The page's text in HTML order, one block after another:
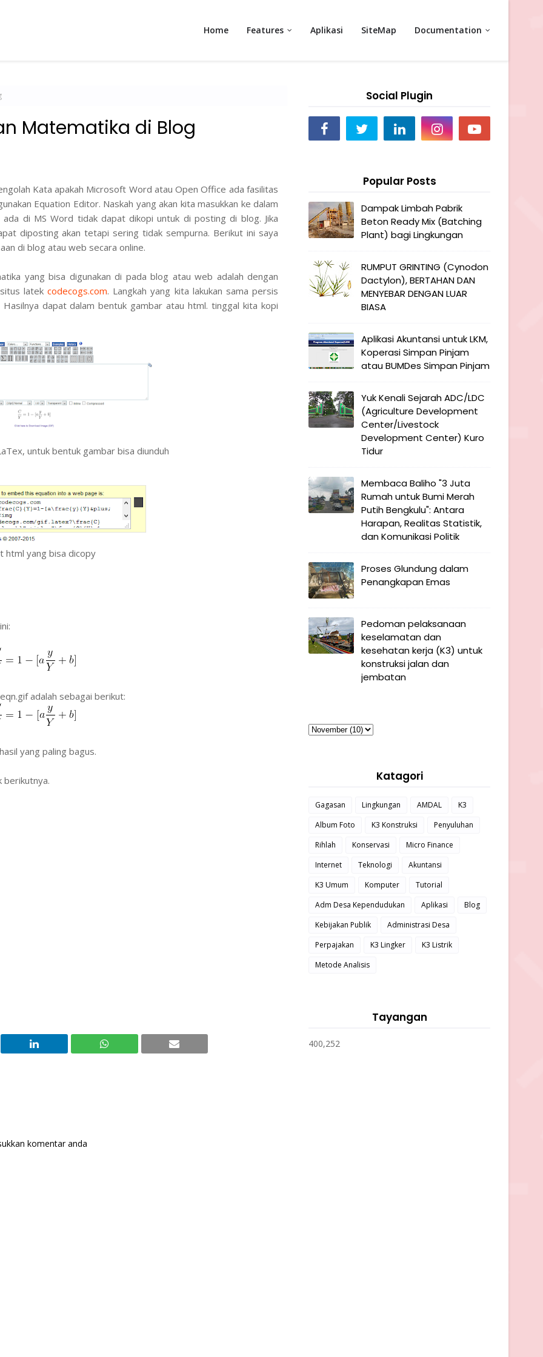
Home Features Aplikasi SiteMap Documentation
Matematika di Blog
Kata apakah Microsoft Word atau Open Office ada fasilitas
Equation Editor. Naskah yang akan kita masukkan ke dalam
di MS Word tidak dapat dikopi untuk di posting di blog. Jika
diposting akan tetapi sering tidak sempurna. Berikut ini saya
di blog atau web secara online.
yang bisa digunakan di pada blog atau web adalah dengan
situs latekcodecogs.com. Langkah yang kita lakukan sama persis
dapat dalam bentuk gambar atau html. tinggal kita kopi
untuk bentuk gambar bisa diunduh
html yang bisa dicopy
adalah sebagai berikut:
yang paling bagus.
berikutnya.
komentar anda
Social Plugin
Popular Posts
Dampak Limbah Pabrik
Beton Ready Mix (Batching
Plant) bagi Lingkungan
RUMPUT GRINTING (Cynodon
Dactylon), BERTAHAN DAN
MENYEBAR DENGAN LUAR
BIASA
Aplikasi Akuntansi untuk LKM,
Koperasi Simpan Pinjam
atau BUMDes Simpan Pinjam
Yuk Kenali Sejarah ADC/LDC
(Agriculture Development
Center/Livestock
Development Center) Kuro
Tidur
Membaca Baliho "3 Juta
Rumah untuk Bumi Merah
Putih Bengkulu": Antara
Harapan, Realitas Statistik,
dan Komunikasi Politik
Proses Glundung dalam
Penangkapan Emas
Pedoman pelaksanaan
keselamatan dan
kesehatan kerja (K3) untuk
konstruksi jalan dan
jembatan
Katagori
Gagasan Lingkungan AMDAL
K3
Album Foto
K3 Konstruksi
Penyuluhan
Rihlah
Konservasi
Micro Finance
Internet
Teknologi
Akuntansi
K3 Umum
Komputer
Tutorial
Adm Desa Kependudukan
Aplikasi
Blog
Kebijakan Publik
Administrasi Desa
Perpajakan
K3 Lingker
K3 Listrik
Metode Analisis
Tayangan
400,252